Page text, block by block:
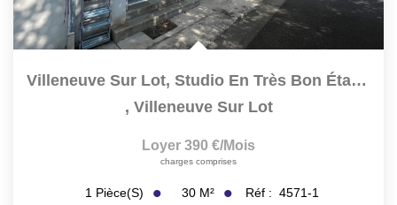
Villeneuve Sur Lot, Studio En Très Bon État De 29,50 M²...
, Villeneuve Sur Lot
Loyer 390 €/mois
charges comprises
1 Pièce(s) 30 M² Réf : 4571-1